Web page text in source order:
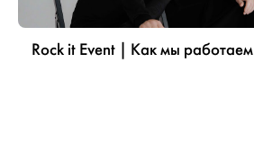
Rock it Event | Как мы работаем